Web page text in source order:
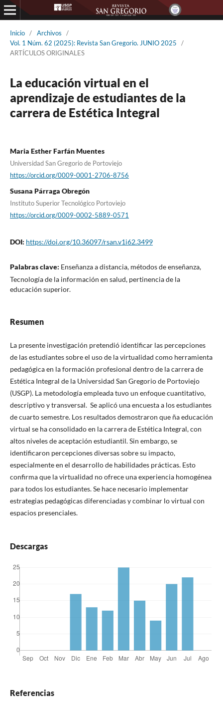
Inicio / Archivos
/
Vol. 1 Núm. 62 (2025): Revista San Gregorio. JUNIO 2025
/
ARTÍCULOS ORIGINALES
La educación virtual en el
aprendizaje de estudiantes de la
carrera de Estética Integral
Maria Esther Farfán Muentes
Universidad San Gregorio de Portoviejo
https://orcid.org/0009-0001-2706-8756
Susana Párraga Obregón
Instituto Superior Tecnológico Portoviejo
https://orcid.org/0009-0002-5889-0571
DOI: https://doi.org/10.36097/rsan.v1i62.3499
Palabras clave: Enseñanza a distancia, métodos de enseñanza,
Tecnología de la información en salud, pertinencia de la
educación superior.
Resumen
La presente investigación pretendió identificar las percepciones
de las estudiantes sobre el uso de la virtualidad como herramienta
pedagógica en la formación profesional dentro de la carrera de
Estética Integral de la Universidad San Gregorio de Portoviejo
(USGP). La metodología empleada tuvo un enfoque cuantitativo,
descriptivo y transversal. Se aplicó una encuesta a los estudiantes
de cuarto semestre. Los resultados demostraron que ña educación
virtual se ha consolidado en la carrera de Estética Integral, con
altos niveles de aceptación estudiantil. Sin embargo, se
identificaron percepciones diversas sobre su impacto,
especialmente en el desarrollo de habilidades prácticas. Esto
confirma que la virtualidad no ofrece una experiencia homogénea
para todos los estudiantes. Se hace necesario implementar
estrategias pedagógicas diferenciadas y combinar lo virtual con
espacios presenciales.
Descargas
Referencias